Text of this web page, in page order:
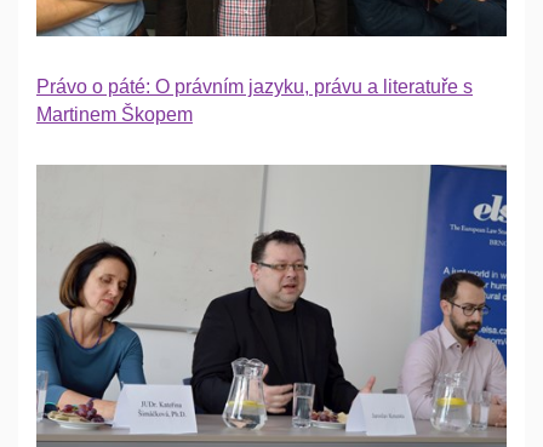
Právo o páté: O právním jazyku, právu a literatuře s
Martinem Škopem